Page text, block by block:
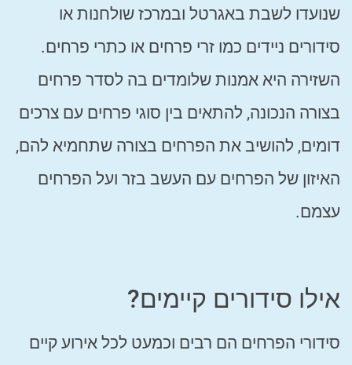
שנועדו לשבת באגרטל ובמרכז שולחנות או
סידורים ניידים כמו זרי פרחים או כתרי פרחים.
השזירה היא אמנות שלומדים בה לסדר פרחים
בצורה הנכונה, להתאים בין סוגי פרחים עם צרכים
דומים, להושיב את הפרחים בצורה שתחמיא להם,
האיזון של הפרחים עם העשב בזר ועל הפרחים
עצמם.
אילו סידורים קיימים?
סידורי הפרחים הם רבים וכמעט לכל אירוע קיים